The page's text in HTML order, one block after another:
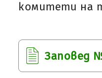
комитети на
Заповед